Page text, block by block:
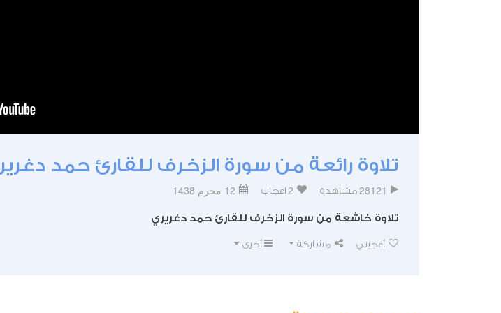
تلاوة رائعة من سورة الزخرف للقارئ حمد
28121 مشاهدة 2 اعجاب 12 محرم 1438
تلاوة خاشعة من سورة الزخرف للقارئ حمد دغريري
أعجبني مشاركة أخرى